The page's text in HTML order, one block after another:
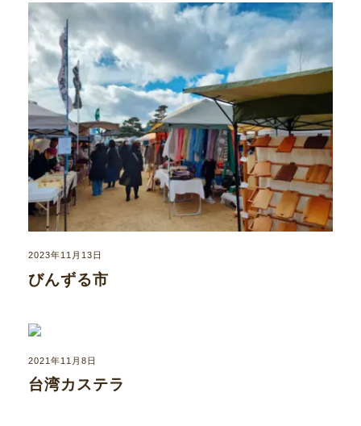
2023年11月13日
びんずる市
2021年11月8日
台湾カステラ